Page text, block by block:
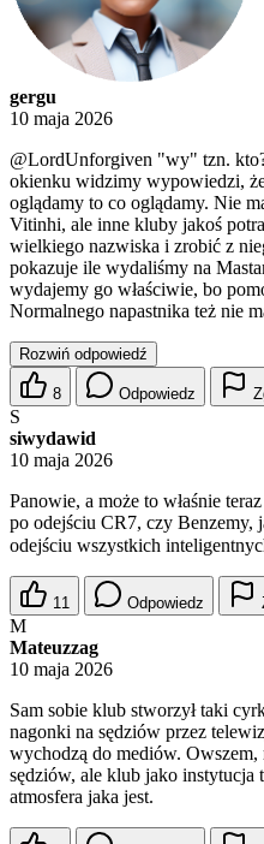
gergu
10 maja 2026
@LordUnforgiven "wy" tzn.
okienku widzimy wypowiedzi,
oglądamy to co oglądamy. Nie
Vitinhi, ale inne kluby jakoś
wielkiego nazwiska i zrobić z
pokazuje ile wydaliśmy na
wydajemy go właściwie, bo
Normalnego napastnika też nie
Rozwiń odpowiedź
8 Odpowiedz
S
siwydawid
10 maja 2026
Panowie, a może to właśnie
po odejściu CR7, czy Benzemy,
odejściu wszystkich
11 Odpowiedz
M
Mateuzzag
10 maja 2026
Sam sobie klub stworzył taki
nagonki na sędziów przez
wychodzą do mediów.
sędziów, ale klub jako instytucja
atmosfera jaka jest.